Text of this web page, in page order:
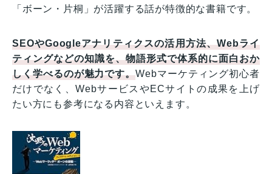
「ボーン・片桐」が活躍する話が特徴的な書籍です。
SEOやGoogleアナリティクスの活用方法、Webライ
ティングなどの知識を、物語形式で体系的に面白おか
しく学べるのが魅力です。Webマーケティング初心者
だけでなく、WebサービスやECサイトの成果を上げ
たい方にも参考になる内容といえます。